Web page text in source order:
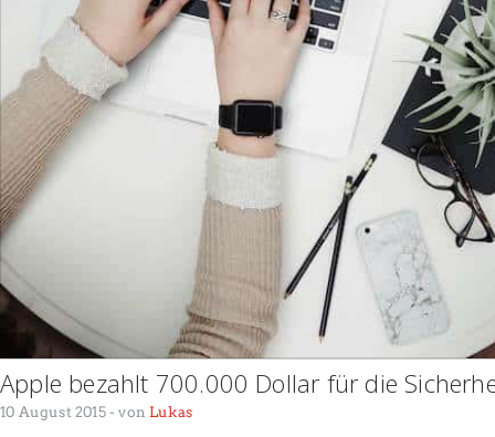
Apple bezahlt 700.000 Dollar für die
10 August 2015- von Lukas